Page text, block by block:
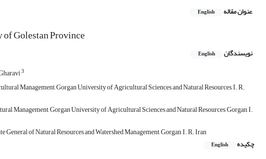
عنوان مقاله English
of Golestan Province
نویسندگان English
3
Management, Gorgan University of Agricultural Sciences and Natural Resources, I. R.
Management, Gorgan University of Agricultural Sciences and Natural Resources, Gorgan, I.
of Natural Resources and Watershed Management, Gorgan, I. R. Iran
چکیده
English